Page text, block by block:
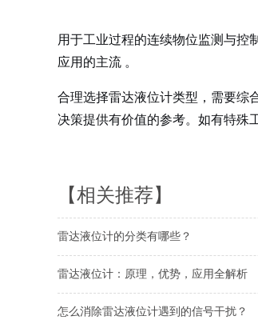
用于工业过程的连续物位监测与控
应用的主流 。
合理选择雷达液位计类型，需要综
决策提供有价值的参考。如有特殊
【相关推荐】
雷达液位计的分类有哪些？
雷达液位计：原理，优势，应用全解析
怎么消除雷达液位计遇到的信号干扰？